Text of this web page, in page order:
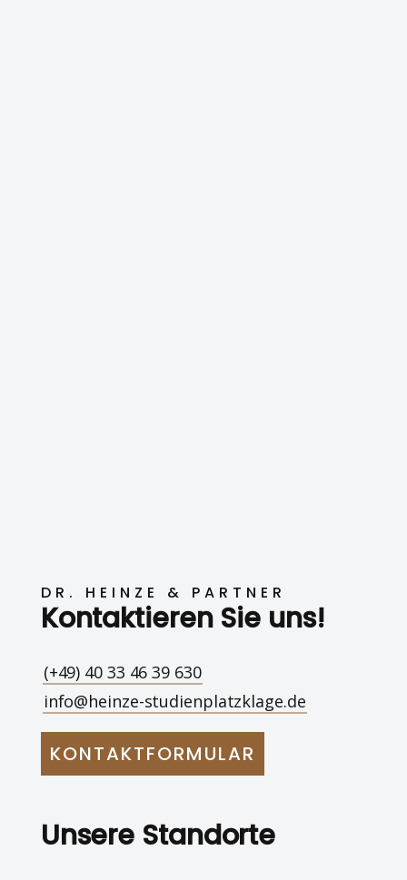
DR. HEINZE & PARTNER
Kontaktieren Sie uns!
(+49) 40 33 46 39 630
info@heinze-studienplatzklage.de
KONTAKTFORMULAR
Unsere Standorte